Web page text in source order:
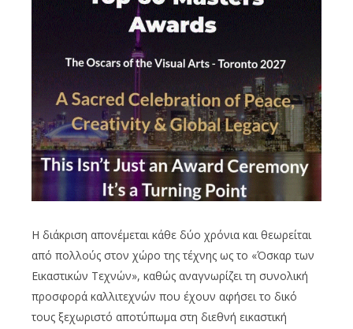
Η διάκριση απονέμεται κάθε δύο χρόνια και θεωρείται
από πολλούς στον χώρο της τέχνης ως το «Όσκαρ των
Εικαστικών Τεχνών», καθώς αναγνωρίζει τη συνολική
προσφορά καλλιτεχνών που έχουν αφήσει το δικό
τους ξεχωριστό αποτύπωμα στη διεθνή εικαστική